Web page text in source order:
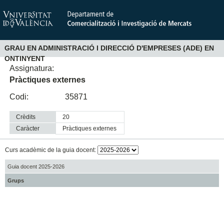
GRAU EN ADMINISTRACIÓ I DIRECCIÓ D'EMPRESES (ADE) EN
ONTINYENT
Assignatura:
Pràctiques externes
Codi:
35871
Crèdits
20
Caràcter
pràctiques externes
Curs acadèmic de la guia docent:
Guia docent 2025-2026
Grups